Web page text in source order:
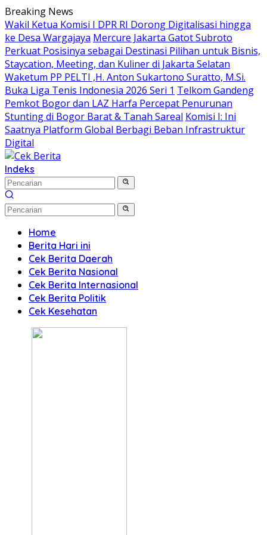
Langsung
ke
konten
Breaking News
Wakil Ketua Komisi I DPR RI Dorong Digitalisasi hingga
ke Desa Wargajaya Mercure Jakarta Gatot Subroto
Perkuat Posisinya sebagai Destinasi Pilihan untuk Bisnis,
Staycation, Meeting, dan Kuliner di Jakarta Selatan
Waketum PP PELTI ,H. Anton Sukartono Suratto, M.Si.
Buka Liga Tenis Indonesia 2026 Seri 1 Telkom Gandeng
Pemkot Bogor dan LAZ Harfa Percepat Penurunan
Stunting di Bogor Barat & Tanah Sareal Komisi I: Ini
Saatnya Platform Global Berbagi Beban Infrastruktur
Digital
Indeks
Home
Berita Hari ini
Cek Berita Daerah
Cek Berita Nasional
Cek Berita Internasional
Cek Berita Politik
Cek Kesehatan